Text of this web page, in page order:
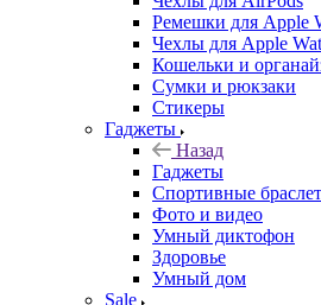
Ремешки для Apple
Чехлы для Apple
Кошельки и
Сумки и рюкзаки
Стикеры
Гаджеты
Назад
Гаджеты
Спортивные
Фото и видео
Умный диктофон
Здоровье
Умный дом
Sale